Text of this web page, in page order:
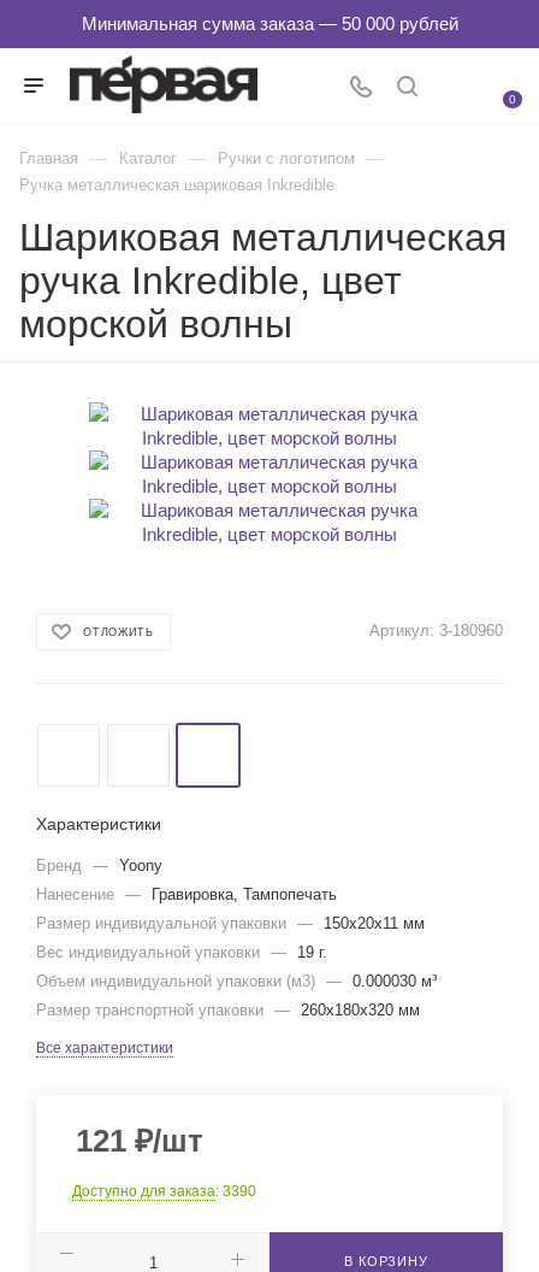
0
Главная — Каталог — Ручки с логотипом —
Ручка металлическая шариковая Inkredible
Шариковая металлическая
ручка Inkredible, цвет
морской волны
ОТЛОЖИТЬ Артикул: 3-180960
Характеристики
Бренд — Yoony
Нанесение —
Гравировка, Тампопечать
Размер индивидуальной упаковки —
150x20x11 мм
Вес индивидуальной упаковки —
19 г.
Объем индивидуальной упаковки (м3) — 0.000030 м³
Размер транспортной упаковки — 260x180x320 мм
Все характеристики
121 ₽/шт
Доступно для заказа: 3390
В КОРЗИНУ